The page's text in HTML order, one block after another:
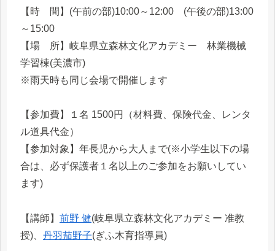
【時 間】(午前の部)10:00～12:00 (午後の部)13:00
～15:00
【場 所】岐阜県立森林文化アカデミー 林業機械
学習棟(美濃市)
※雨天時も同じ会場で開催します
【参加費】１名 1500円（材料費、保険代金、レンタ
ル道具代金）
【参加対象】年長児から大人まで(※小学生以下の場
合は、必ず保護者１名以上のご参加をお願いしてい
ます)
【講師】 前野 健(岐阜県立森林文化アカデミー 准教
授)、 丹羽茄野子(ぎふ木育指導員)